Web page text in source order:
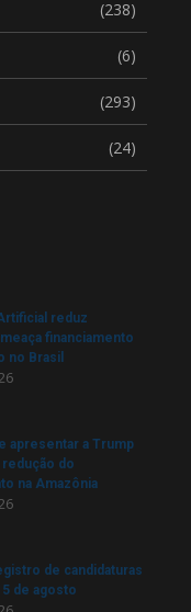
(238)
(6)
(293)
(24)
reduz
financiamento
no Brasil
apresentar a Trump
do
na Amazônia
de candidaturas
de agosto